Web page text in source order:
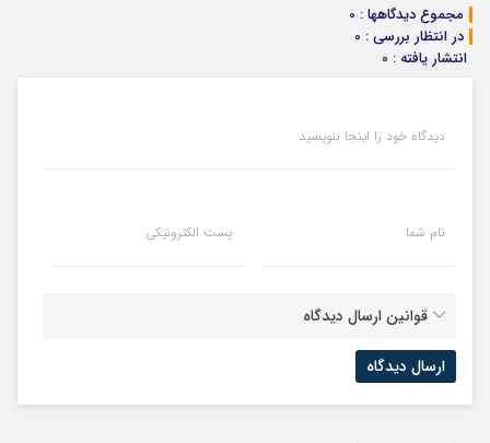
مجموع دیدگاهها : 0
در انتظار بررسی : 0
انتشار یافته : 0
دیدگاه خود را اینجا بنویسید
نام شما پست الکترونیکی
قوانین ارسال دیدگاه